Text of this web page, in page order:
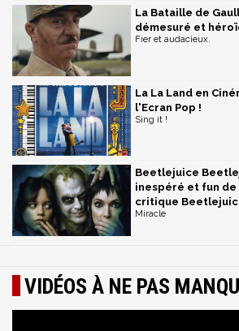
La Bataille de
démesuré et
Fier et audacieux.
La La Land en
l'Ecran Pop !
Sing it !
Beetlejuice
inespéré et fun de
critique
Miracle
VIDÉOS À NE PAS